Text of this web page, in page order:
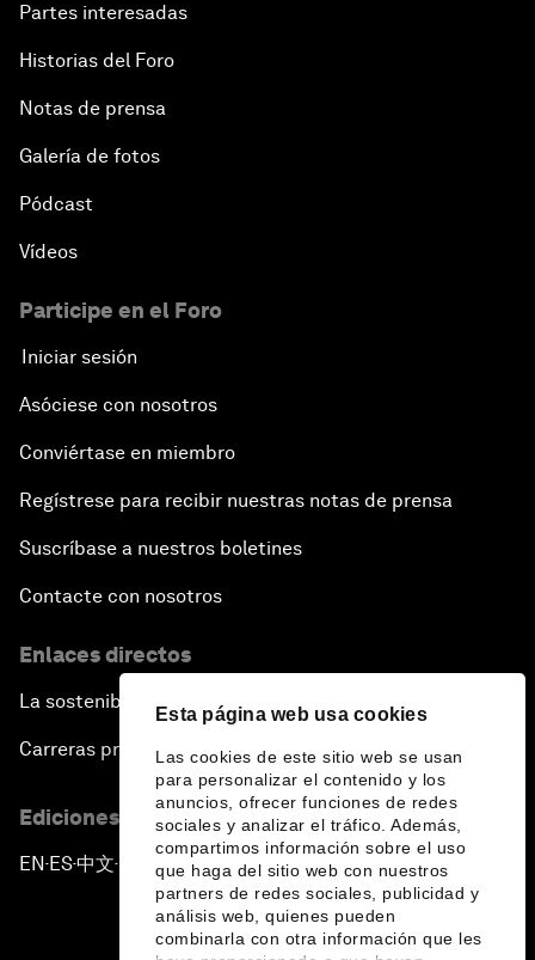
Esta página web usa cookies
Las cookies de este sitio web se usan
para personalizar el contenido y los
anuncios, ofrecer funciones de redes
sociales y analizar el tráfico. Además,
compartimos información sobre el uso
que haga del sitio web con nuestros
partners de redes sociales, publicidad y
análisis web, quienes pueden
combinarla con otra información que les
Partes interesadas
Historias del Foro
Notas de prensa
Galería de fotos
Pódcast
Vídeos
Participe en el Foro
Iniciar sesión
Asóciese con nosotros
Conviértase en miembro
Regístrese para recibir nuestras notas de prensa
Suscríbase a nuestros boletines
Contacte con nosotros
Enlaces directos
La sostenibilidad en el Foro
Carreras profesionales
Ediciones en otros idiomas
EN ▪ ES▪中文▪ 日本語